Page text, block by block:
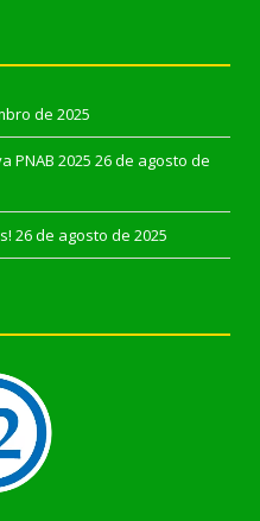
de 2025
PNAB 2025 26 de agosto de
26 de agosto de 2025